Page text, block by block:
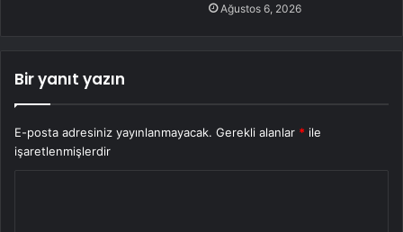
Ağustos 6, 2026
Bir yanıt yazın
E-posta adresiniz yayınlanmayacak. Gerekli alanlar * ile
işaretlenmişlerdir